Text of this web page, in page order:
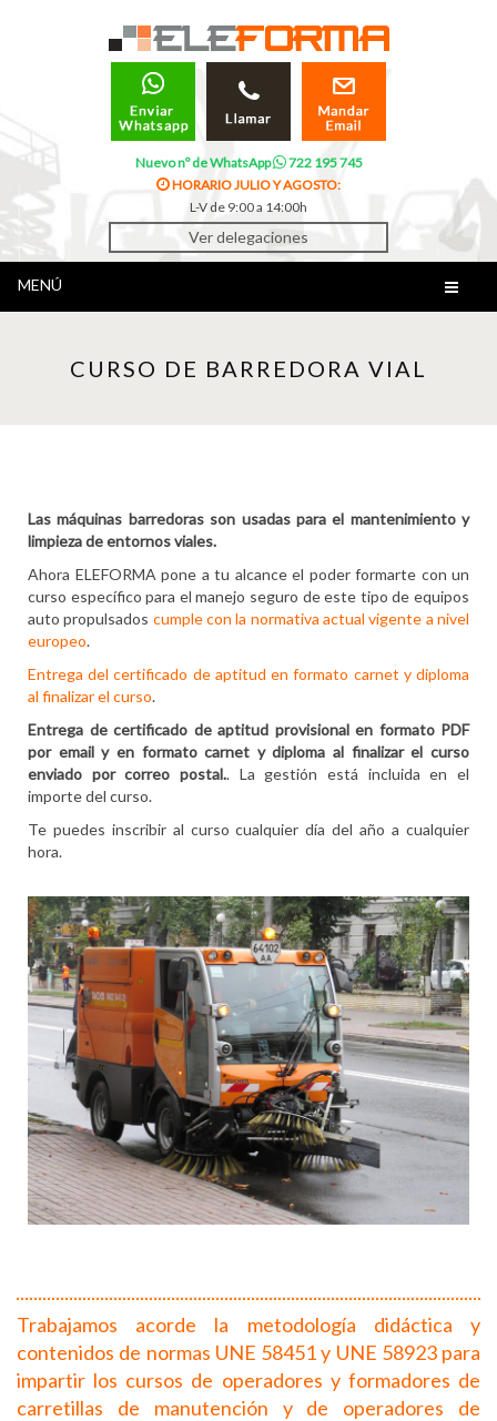
Nuevo nº de WhatsApp
722 195 745
HORARIO JULIO Y AGOSTO:
L-V de 9:00 a 14:00h
Ver delegaciones
MENÚ
CURSO DE BARREDORA VIAL
Las máquinas barredoras son usadas para el mantenimiento y
limpieza de entornos viales.
Ahora ELEFORMA pone a tu alcance el poder formarte con un
curso específico para el manejo seguro de este tipo de equipos
auto propulsados cumple con la normativa actual vigente a nivel
europeo.
Entrega del certificado de aptitud en formato carnet y diploma
al finalizar el curso.
Entrega de certificado de aptitud provisional en formato PDF
por email y en formato carnet y diploma al finalizar el curso
enviado por correo postal.. La gestión está incluida en el
importe del curso.
Te puedes inscribir al curso cualquier día del año a cualquier
hora.
Trabajamos acorde la metodología didáctica y
contenidos de normas UNE 58451 y UNE 58923 para
impartir los cursos de operadores y formadores de
carretillas de manutención y de operadores de